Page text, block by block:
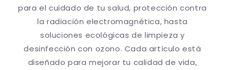
para el cuidado de tu salud, protección contra
la radiación electromagnética, hasta
soluciones ecológicas de limpieza y
desinfección con ozono. Cada artículo está
diseñado para mejorar tu calidad de vida,